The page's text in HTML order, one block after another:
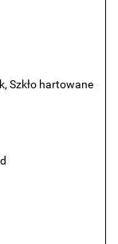
Szkło hartowane